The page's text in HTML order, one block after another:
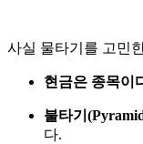
사실 물타기를 고민
현금은 종목이
불타기
다.